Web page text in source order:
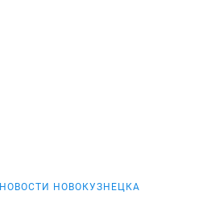
НОВОСТИ НОВОКУЗНЕЦКА